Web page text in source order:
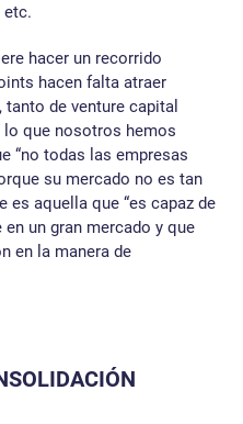
etc.
hacer un recorrido
hacen falta atraer
de venture capital
lo que nosotros hemos
“no todas las empresas
su mercado no es tan
es aquella que “es capaz de
un gran mercado y que
en la manera de